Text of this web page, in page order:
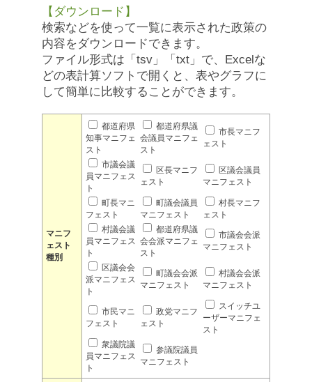
【ダウンロード】
検索などを使って一覧に表示された政策の
内容をダウンロードできます。
ファイル形式は「tsv」「txt」で、Excelな
どの表計算ソフトで開くと、表やグラフに
して簡単に比較することができます。
マニフ
ェスト
種別
都道府県
知事マニフェ
スト
都道府県議
会議員マニフェ
スト
市長マニフ
ェスト
市議会議
員マニフェス
ト
区長マニフ
ェスト
区議会議員
マニフェスト
町長マニ
フェスト
町議会議員
マニフェスト
村長マニフ
ェスト
村議会議
員マニフェス
ト
都道府県議
会会派マニフェ
スト
市議会会派
マニフェスト
区議会会
派マニフェス
ト
町議会会派
マニフェスト
村議会会派
マニフェスト
市民マニ
フェスト
政党マニフ
ェスト
スイッチユ
ーザーマニフェ
スト
衆議院議
員マニフェス
ト
参議院議員
マニフェスト